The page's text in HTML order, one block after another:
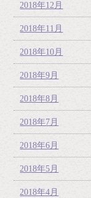
2018年12月
2018年11月
2018年10月
2018年9月
2018年8月
2018年7月
2018年6月
2018年5月
2018年4月